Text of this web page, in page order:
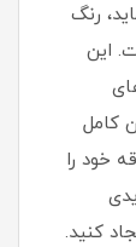
رنگ
این
کامل
خود را
کنید.